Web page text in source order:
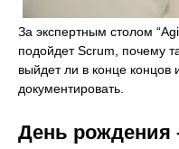
За экспертным столом
подойдет Scrum, почему
выйдет ли в конце концов
документировать.
День рождения